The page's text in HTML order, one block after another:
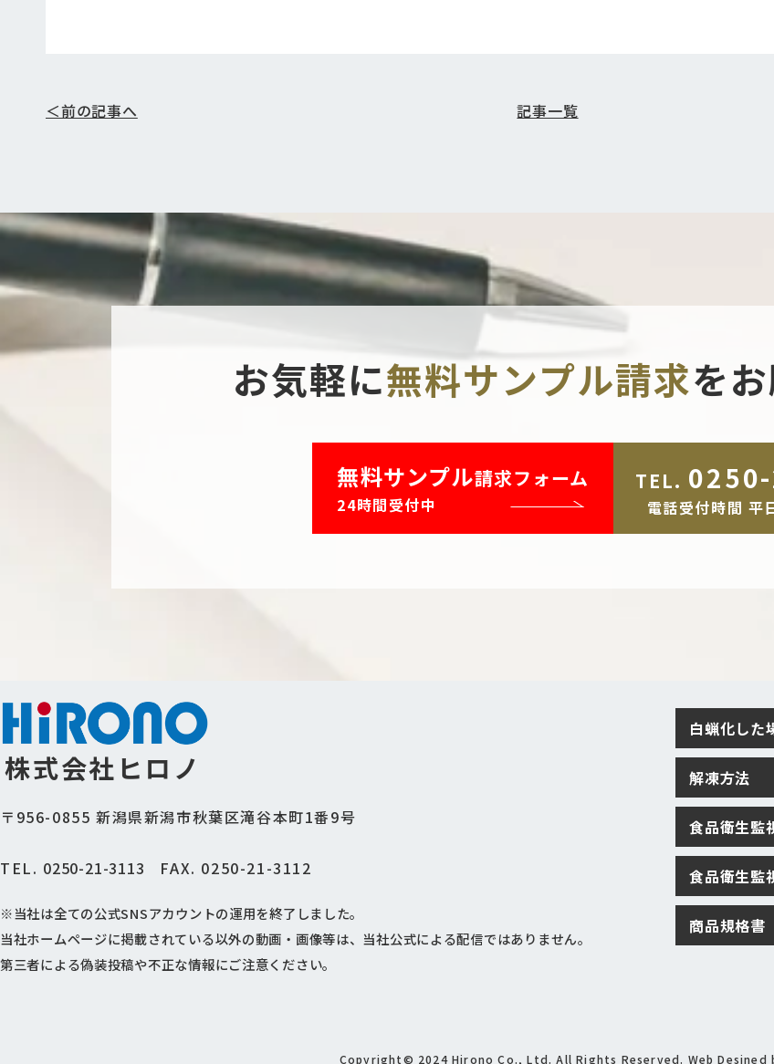
＜前の記事へ 記事一覧
お気軽に無料サンプル請求を
無料サンプル請求フォーム
24時間受付中
TEL.
電話受付時間
株式会社ヒロノ
〒956-0855 新潟県新潟市秋葉区滝谷本町1番9号
TEL. 0250-21-3113 FAX. 0250-21-3112
※当社は全ての公式SNSアカウントの運用を終了しました。
当社ホームページに掲載されている以外の動画・画像等は、当社公式による配信ではありません。
第三者による偽装投稿や不正な情報にご注意ください。
白蝋化した
解凍方法
食品衛生監
食品衛生監
商品規格書
Copyright© 2024 Hirono Co., Ltd. All Rights Reserved. Web Desined